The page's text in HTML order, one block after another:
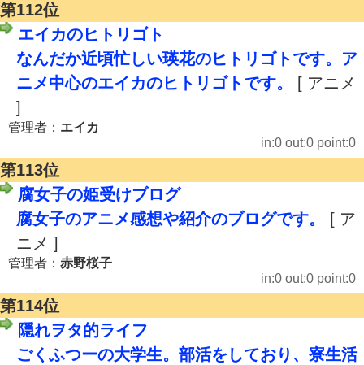
第112位
エイカのヒトリゴト
なんだか近頃忙しい瑛花のヒトリゴトです。ア
ニメ中心のエイカのヒトリゴトです。
[ アニメ
]
管理者： エイカ
in:0 out:0 point:0
第113位
腐女子の姫受けブログ
腐女子のアニメ感想や紹介のブログです。
[ ア
ニメ ]
管理者： 赤野桜子
in:0 out:0 point:0
第114位
隠れヲタ的ライフ
ごくふつーの大学生。部活をしており、寮生活